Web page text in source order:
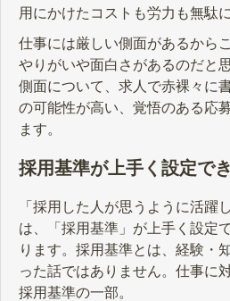
用にかけたコストも労力も無駄
仕事には厳しい側面があるから
やりがいや面白さがあるのだと
側面について、求人で赤裸々に
の可能性が高い、覚悟のある応
ます。
採用基準が上手く設定で
「採用した人が思うように活
は、「採用基準」が上手く設定
ります。採用基準とは、経験・
った話ではありません。仕事に
採用基準の一部。